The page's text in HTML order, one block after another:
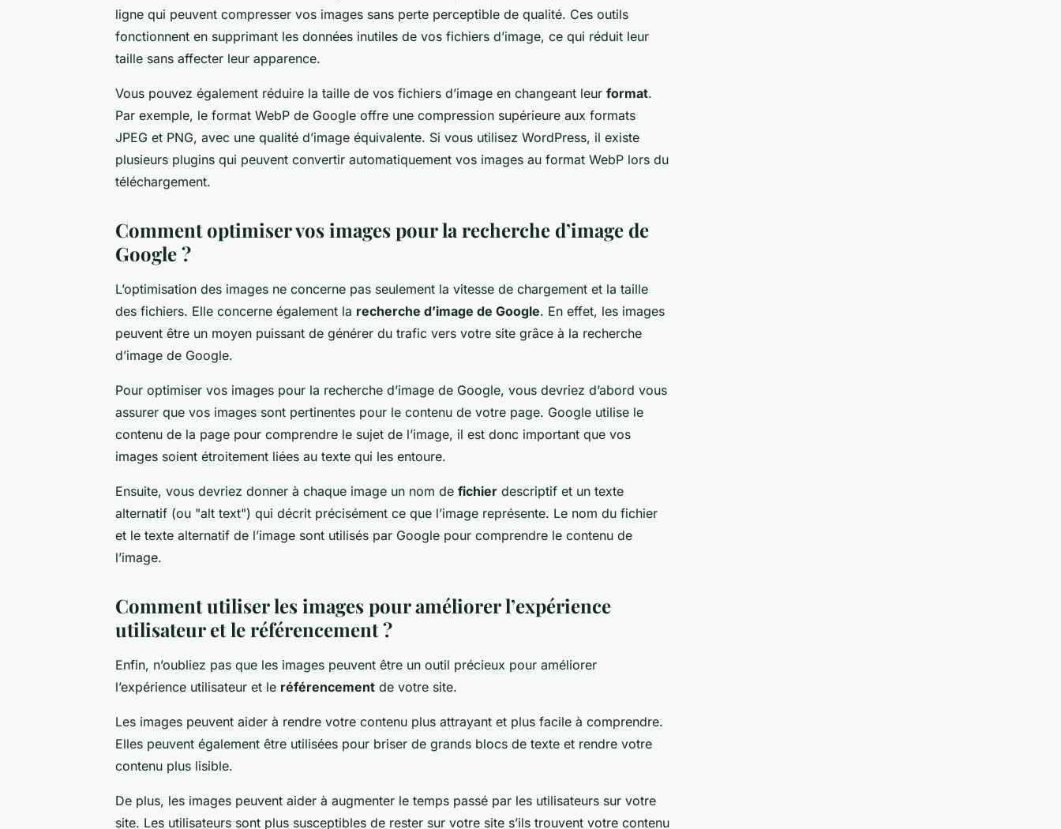
ligne qui peuvent compresser vos images sans perte perceptible de qualité. Ces outils
fonctionnent en supprimant les données inutiles de vos fichiers d’image, ce qui réduit leur
taille sans affecter leur apparence.
Vous pouvez également réduire la taille de vos fichiers d’image en changeant leur format.
Par exemple, le format WebP de Google offre une compression supérieure aux formats
JPEG et PNG, avec une qualité d’image équivalente. Si vous utilisez WordPress, il existe
plusieurs plugins qui peuvent convertir automatiquement vos images au format WebP lors du
téléchargement.
Comment optimiser vos images pour la recherche d’image de
Google ?
L’optimisation des images ne concerne pas seulement la vitesse de chargement et la taille
des fichiers. Elle concerne également la recherche d’image de Google. En effet, les images
peuvent être un moyen puissant de générer du trafic vers votre site grâce à la recherche
d’image de Google.
Pour optimiser vos images pour la recherche d’image de Google, vous devriez d’abord vous
assurer que vos images sont pertinentes pour le contenu de votre page. Google utilise le
contenu de la page pour comprendre le sujet de l’image, il est donc important que vos
images soient étroitement liées au texte qui les entoure.
Ensuite, vous devriez donner à chaque image un nom de fichier descriptif et un texte
alternatif (ou "alt text") qui décrit précisément ce que l’image représente. Le nom du fichier
et le texte alternatif de l’image sont utilisés par Google pour comprendre le contenu de
l’image.
Comment utiliser les images pour améliorer l’expérience
utilisateur et le référencement ?
Enfin, n’oubliez pas que les images peuvent être un outil précieux pour améliorer
l’expérience utilisateur et le référencement de votre site.
Les images peuvent aider à rendre votre contenu plus attrayant et plus facile à comprendre.
Elles peuvent également être utilisées pour briser de grands blocs de texte et rendre votre
contenu plus lisible.
De plus, les images peuvent aider à augmenter le temps passé par les utilisateurs sur votre
site. Les utilisateurs sont plus susceptibles de rester sur votre site s’ils trouvent votre contenu